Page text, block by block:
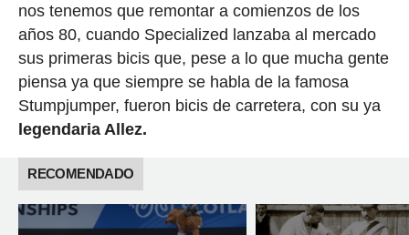
nos tenemos que remontar a comienzos de los
años 80, cuando Specialized lanzaba al mercado
sus primeras bicis que, pese a lo que mucha gente
piensa ya que siempre se habla de la famosa
Stumpjumper, fueron bicis de carretera, con su ya
legendaria Allez.
RECOMENDADO